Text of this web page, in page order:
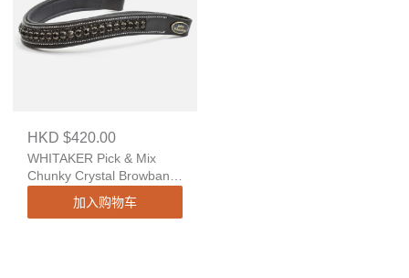
HKD $420.00
WHITAKER Pick & Mix
Chunky Crystal Browband
加入购物车